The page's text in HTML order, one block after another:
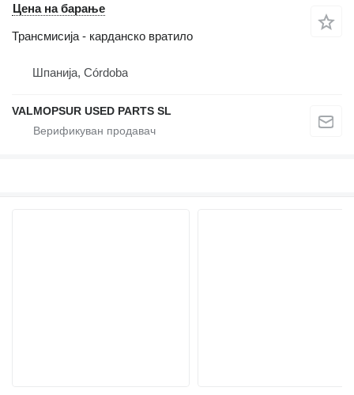
Цена на барање
Трансмисија - карданско вратило
Шпанија, Córdoba
VALMOPSUR USED PARTS SL